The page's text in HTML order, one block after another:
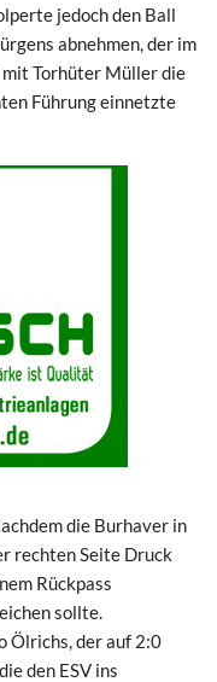
jedoch den Ball
abnehmen, der im
Torhüter Müller die
Führung einnetzte
die Burhaver in
rechten Seite Druck
Rückpass
sollte.
Ölrichs, der auf 2:0
den ESV ins